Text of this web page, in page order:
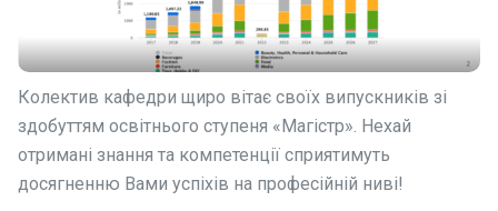
Колектив кафедри щиро вітає своїх випускників зі
здобуттям освітнього ступеня «Магістр». Нехай
отримані знання та компетенції сприятимуть
досягненню Вами успіхів на професійній ниві!